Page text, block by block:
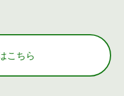
こちら